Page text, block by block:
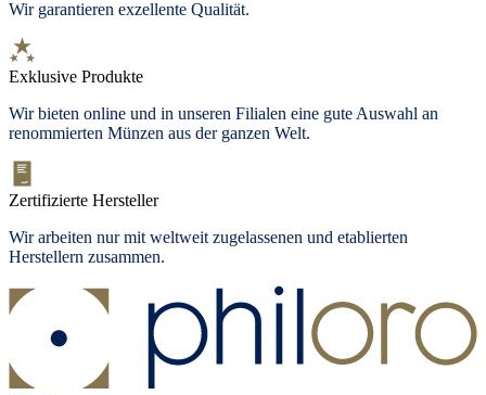
Wir garantieren exzellente Qualität.
Exklusive Produkte
Wir bieten online und in unseren Filialen eine gute Auswahl an
renommierten Münzen aus der ganzen Welt.
Zertifizierte Hersteller
Wir arbeiten nur mit weltweit zugelassenen und etablierten
Herstellern zusammen.